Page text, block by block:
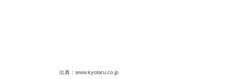
出典：www.kyotaru.co.jp